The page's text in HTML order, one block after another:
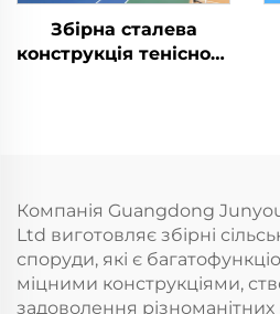
Збірна сталева
конструкція тенісного
Компанія Guangdong
Ltd виготовляє збірні
споруди, які є
міцними конструкціями,
задоволення